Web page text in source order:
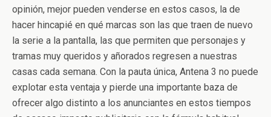
opinión, mejor pueden venderse en estos casos, la de
hacer hincapié en qué marcas son las que traen de nuevo
la serie a la pantalla, las que permiten que personajes y
tramas muy queridos y añorados regresen a nuestras
casas cada semana. Con la pauta única, Antena 3 no puede
explotar esta ventaja y pierde una importante baza de
ofrecer algo distinto a los anunciantes en estos tiempos